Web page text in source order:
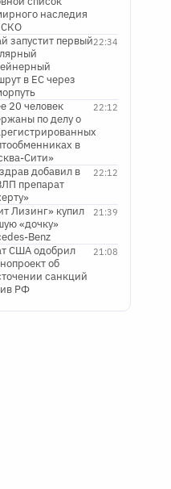
наследия
22:34
запустит первый
в ЕС через
22:12
20 человек
по делу о
в
Сити»
22:12
добавил в
препарат
21:39
Лизинг» купил
«дочку»
Benz
21:08
США одобрил
об
санкций
РФ